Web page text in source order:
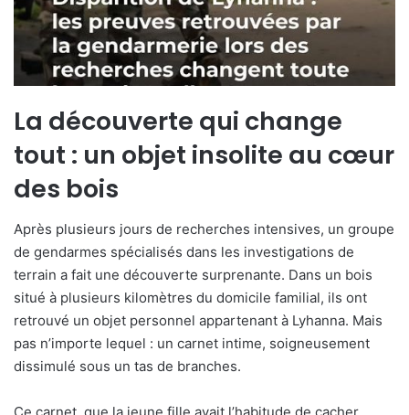
La découverte qui change
tout : un objet insolite au cœur
des bois
Après plusieurs jours de recherches intensives, un groupe
de gendarmes spécialisés dans les investigations de
terrain a fait une découverte surprenante. Dans un bois
situé à plusieurs kilomètres du domicile familial, ils ont
retrouvé un objet personnel appartenant à Lyhanna. Mais
pas n’importe lequel : un carnet intime, soigneusement
dissimulé sous un tas de branches.